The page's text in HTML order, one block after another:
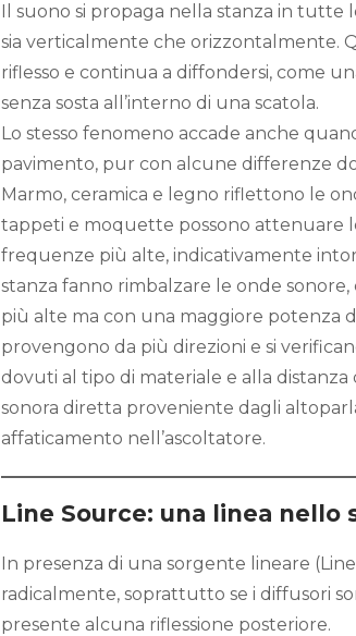
Il suono si propaga nella stanza in tutte
sia verticalmente che orizzontalmente.
riflesso e continua a diffondersi, come
senza sosta all’interno di una scatola.
Lo stesso fenomeno accade anche
pavimento, pur con alcune differenze
Marmo, ceramica e legno riflettono le
tappeti e moquette possono attenuare
frequenze più alte, indicativamente
stanza fanno rimbalzare le onde
più alte ma con una maggiore potenza
provengono da più direzioni e si
dovuti al tipo di materiale e alla distanza
sonora diretta proveniente dagli
affaticamento nell’ascoltatore.
Line Source: una linea nello
In presenza di una sorgente lineare
radicalmente, soprattutto se i diffusori
presente alcuna riflessione posteriore.